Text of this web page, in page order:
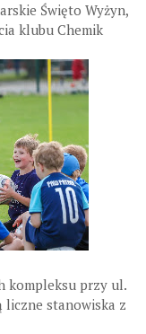
Święto Wyżyn,
klubu Chemik
kompleksu przy ul.
liczne stanowiska z